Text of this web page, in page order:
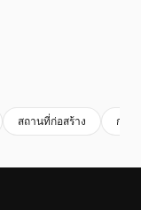
สถานที่ก่อสร้าง การ